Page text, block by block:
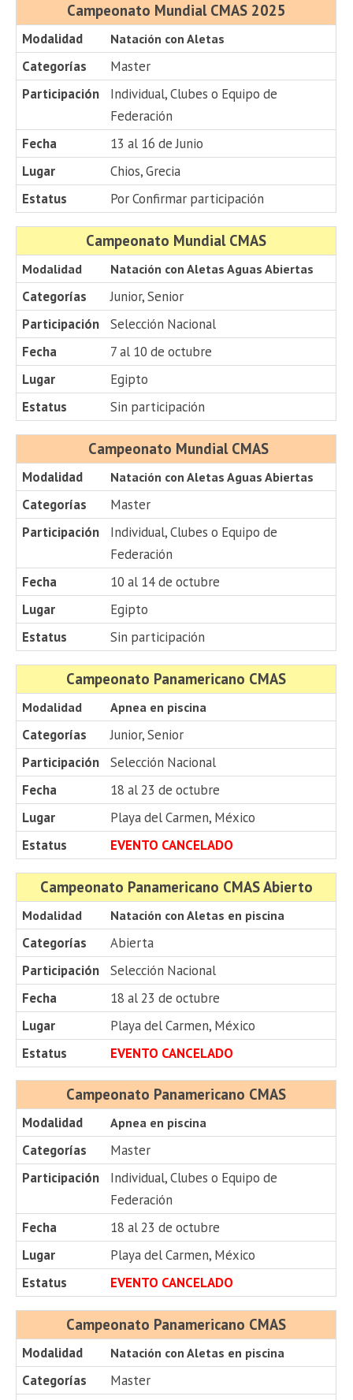
Campeonato Mundial CMAS 2025
Modalidad Natación con Aletas
Categorías
Master
Participación
Individual, Clubes o Equipo de
Federación
Fecha
13 al 16 de Junio
Lugar
Chios, Grecia
Estatus
Por Confirmar participación
Campeonato Mundial CMAS
Modalidad Natación con Aletas Aguas Abiertas
Categorías
Junior, Senior
Participación
Selección Nacional
Fecha
7 al 10 de octubre
Lugar
Egipto
Estatus
Sin participación
Campeonato Mundial CMAS
Modalidad Natación con Aletas Aguas Abiertas
Categorías
Master
Participación
Individual, Clubes o Equipo de
Federación
Fecha
10 al 14 de octubre
Lugar
Egipto
Estatus
Sin participación
Campeonato Panamericano CMAS
Modalidad Apnea en piscina
Categorías
Junior, Senior
Participación
Selección Nacional
Fecha
18 al 23 de octubre
Lugar
Playa del Carmen, México
Estatus
EVENTO CANCELADO
Campeonato Panamericano CMAS Abierto
Modalidad Natación con Aletas en piscina
Categorías
Abierta
Participación
Selección Nacional
Fecha
18 al 23 de octubre
Lugar
Playa del Carmen, México
Estatus
EVENTO CANCELADO
Campeonato Panamericano CMAS
Modalidad Apnea en piscina
Categorías
Master
Participación
Individual, Clubes o Equipo de
Federación
Fecha
18 al 23 de octubre
Lugar
Playa del Carmen, México
Estatus
EVENTO CANCELADO
Campeonato Panamericano CMAS
Modalidad Natación con Aletas en piscina
Categorías
Master